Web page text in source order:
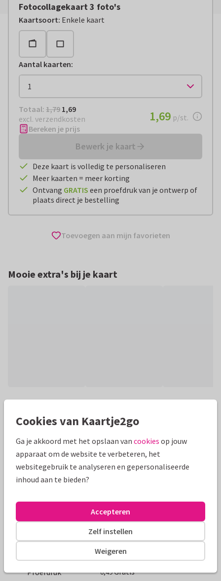
Fotocollagekaart 3 foto's
Kaartsoort: Enkele kaart
Aantal kaarten:
Totaal: € 1,69
Totaal: 1,79 1,69
excl. verzendkosten
€ 1,69per stuk
1,69 p/st.
Bereken je prijs
Bewerk je kaart
Deze kaart is volledig te personaliseren
Meer kaarten = meer korting
Ontvang GRATIS een proefdruk van je ontwerp of
plaats direct je bestelling
Toevoegen aan mijn favorieten
Mooie extra's bij je kaart
kaart voor 3 foto's. Vervang de foto's door eigen foto's. Als
Alle kaarten zijn helemaal naar wens aan te passen
Fotokaarten Boyke
Formaten en tarieven
15 x 21 cm
Prijs p/s
Proefdruk 0,49Gratis
Cookies van Kaartje2go
Ga je akkoord met het opslaan van cookies op jouw
apparaat om de website te verbeteren, het
websitegebruik te analyseren en gepersonaliseerde
inhoud aan te bieden?
Weigeren
Zelf instellen
Accepteren